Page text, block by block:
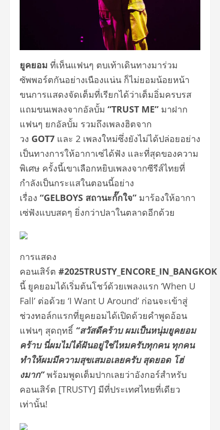
ยูคยอม ที่เห็นแฟนๆ ตบเท้าเดินทางมาร่วม
ซัพพอร์ตกันอย่างเนืองแน่น ก็ไม่ยอมน้อยหน้า
ขนการแสดงจัดเต็มที่เรียกได้ว่าเต็มอิ่มครบรส
แถมขนเพลงจากอัลบั้ม “TRUST ME” มาฝาก
แฟนๆ ยกอัลบั้ม รวมถึงเพลงฮิตจาก
วง GOT7 และ 2 เพลงใหม่ซึ่งยังไม่ได้ปล่อยอย่าง
เป็นทางการให้อากาเซ่ได้ฟัง และที่สุดของความ
พิเศษ ครั้งนี้เขาเลือกหยิบเพลงจากซีรีส์ไทยที่
กำลังเป็นกระแสในตอนนี้อย่าง
เรื่อง “GELBOYS สถานะกั๊กใจ” มาร้องให้อากา
เซ่ฟังแบบสดๆ ยิ่งกว่าปลาในตลาดอีกด้วย
การแสดง
คอนเสิร์ต #2025TRUSTY_ENCORE_IN_BANGKOK
นี้ ยูคยอมได้เริ่มต้นโชว์ด้วยเพลงแรก ‘When U
Fall’ ต่อด้วย ‘I Want U Around’ ก่อนจะเข้าสู่
ช่วงทอล์กแรกที่ยูคยอมได้เปิดด้วยคำพูดอ้อน
แฟนๆ สุดฤทธิ์ “สวัสดีคร้าบ ผมเป็นหนุ่มยูคยอม
คร้าบ นี่ผมไม่ได้ฝันอยู่ใช่ไหมครับทุกคน ทุกคน
ทำให้ผมมีความสุขเสมอเลยครับ สุดยอด โฮ่
งมาก”พร้อมพูดเต็มปากเลยว่าอังกอร์สำหรับ
คอนเสิร์ต [TRUSTY] มีที่ประเทศไทยที่เดียว
เท่านั้น!